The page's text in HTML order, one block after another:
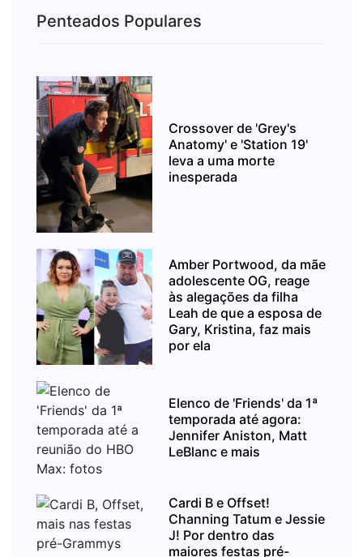
Penteados Populares
Crossover de 'Grey's
Anatomy' e 'Station 19'
leva a uma morte
inesperada
Amber Portwood, da mãe
adolescente OG, reage
às alegações da filha
Leah de que a esposa de
Gary, Kristina, faz mais
por ela
Elenco de 'Friends' da 1ª
temporada até agora:
Jennifer Aniston, Matt
LeBlanc e mais
Cardi B e Offset!
Channing Tatum e Jessie
J! Por dentro das
maiores festas pré-